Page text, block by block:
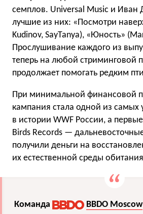
семплов. Universal Music и Иван
лучшие из них: «Посмотри
Kudinov, SayTanya), «Юность»
Прослушивание каждого из
теперь на любой стриминговой
продолжает помогать редким
При минимальной финансовой
кампания стала одной из самых
в истории WWF России, а
Birds Records —
получили деньги на
их естественной среды
Команда BBDO Moscow